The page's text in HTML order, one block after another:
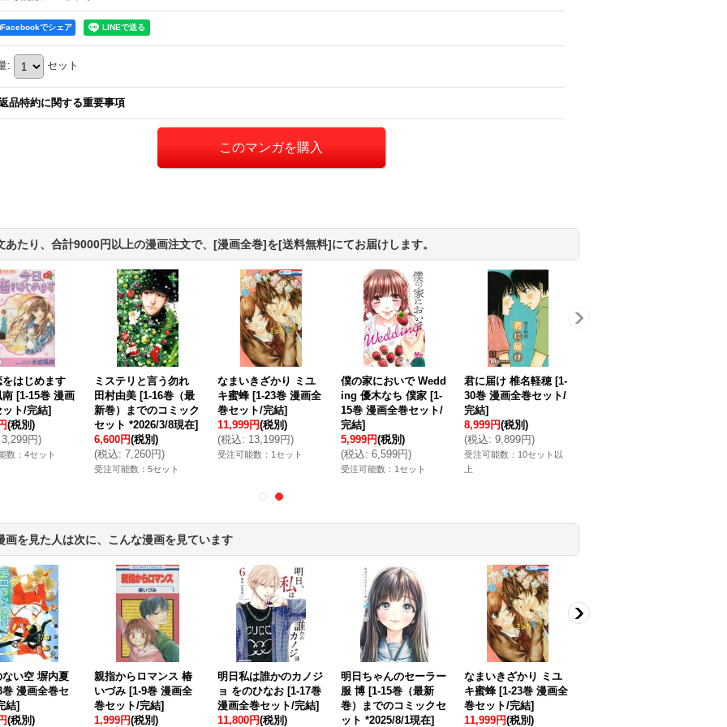
Facebookでシェア
: セット
品特約に関する重要事項
あたり、合計9000円以上の漫画注文で、[漫画全巻]を[送料無料]にてお届けします。
をはじめます
南 [1-15巻 漫画
ット/完結]
(税別)
3,299円)
数：4セット
ミステリと言う勿れ
田村由美 [1-16巻（最
新巻）までのコミック
セット *2026/3/8現在]
6,600円(税別)
(税込: 7,260円)
受注可能数：5セット
なまいきざかり ミユ
キ蜜蜂 [1-23巻 漫画全
巻セット/完結]
11,999円(税別)
(税込: 13,199円)
受注可能数：1セット
僕の家においで Wedd
ing 優木なち 僕家 [1-
15巻 漫画全巻セット/
完結]
5,999円(税別)
(税込: 6,599円)
受注可能数：1セット
君に届け 椎名軽穂 [1-
30巻 漫画全巻セット/
完結]
8,999円(税別)
(税込: 9,899円)
受注可能数：10セット以
上
画を見た人は次に、こんな漫画を見ています
ない空 塀内夏
巻 漫画全巻セ
結]
(税別)
親指からロマンス 椿
いづみ [1-9巻 漫画全
巻セット/完結]
1,999円(税別)
明日私は誰かのカノジ
ョ をのひなお [1-17巻
漫画全巻セット/完結]
11,800円(税別)
明日ちゃんのセーラー
服 博 [1-15巻（最新
巻）までのコミックセ
ット *2025/8/1現在]
なまいきざかり ミユ
キ蜜蜂 [1-23巻 漫画全
巻セット/完結]
11,999円(税別)